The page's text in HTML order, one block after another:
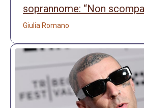
soprannome: “Non
Giulia Romano